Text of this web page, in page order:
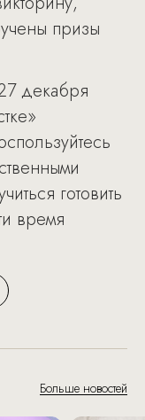
призы
декабря
готовить
время
Больше новостей